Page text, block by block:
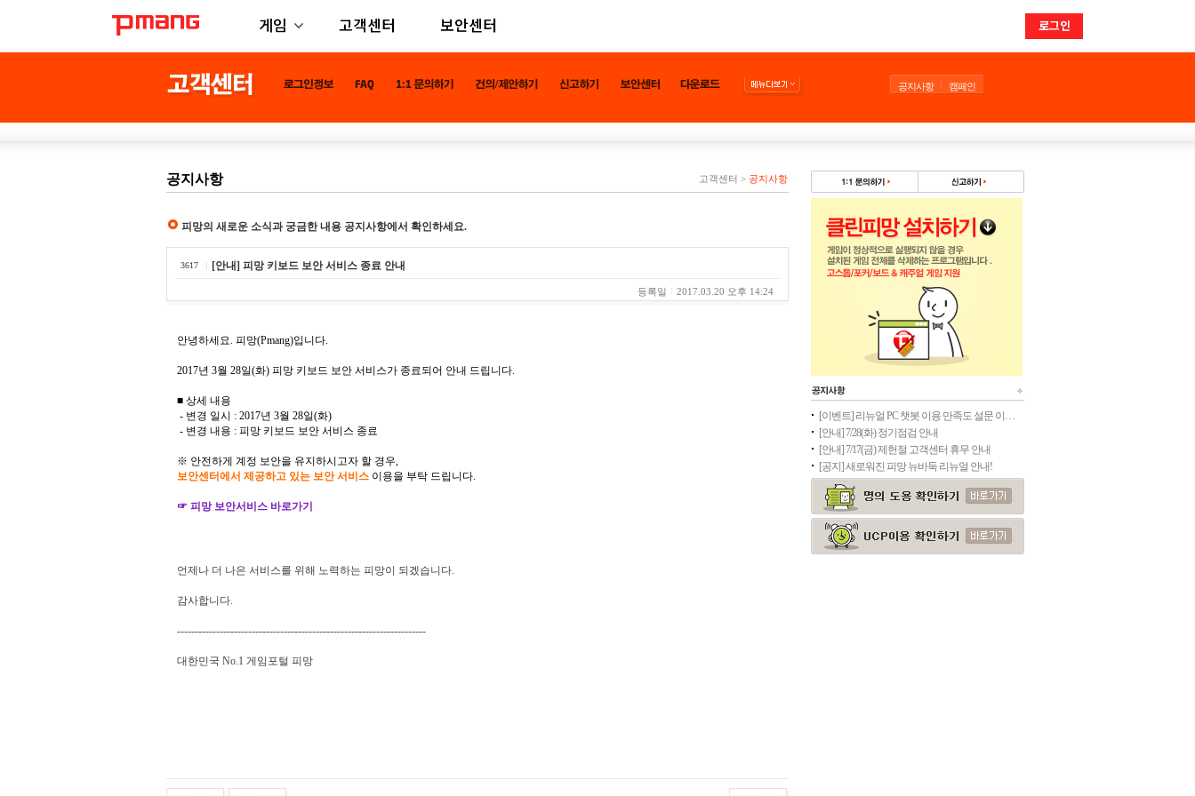
게임 고객센터 보안센터 로그인
공지사항 캠페인
공지사항 고객센터 > 공지사항
피망의 새로운 소식과 궁금한 내용 공지사항에서 확인하세요.
3617 [안내] 피망 키보드 보안 서비스 종료 안내
등록일 2017.03.20 오후 14:24
안녕하세요. 피망(Pmang)입니다.
2017년 3월 28일(화) 피망 키보드 보안 서비스가 종료되어 안내 드립니다.
■ 상세 내용
- 변경 일시 : 2017년 3월 28일(화)
- 변경 내용 : 피망 키보드 보안 서비스 종료
※ 안전하게 계정 보안을 유지하시고자 할 경우,
보안센터에서 제공하고 있는 보안 서비스 이용을 부탁 드립니다.
☞ 피망 보안서비스 바로가기
언제나 더 나은 서비스를 위해 노력하는 피망이 되겠습니다.
감사합니다.
----------------------------------------------------------------------
대한민국 No.1 게임포털 피망
[이벤트] 리뉴얼 PC 챗봇 이용 만족도 설문 이벤트
[안내] 7/28(화) 정기점검 안내
[안내] 7/17(금) 제헌절 고객센터 휴무 안내
[공지] 새로워진 피망 뉴바둑 리뉴얼 안내!